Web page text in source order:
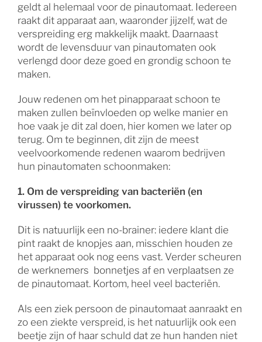
geldt al helemaal voor de pinautomaat. Iedereen
raakt dit apparaat aan, waaronder jijzelf, wat de
verspreiding erg makkelijk maakt. Daarnaast
wordt de levensduur van pinautomaten ook
verlengd door deze goed en grondig schoon te
maken.
Jouw redenen om het pinapparaat schoon te
maken zullen beïnvloeden op welke manier en
hoe vaak je dit zal doen, hier komen we later op
terug. Om te beginnen, dit zijn de meest
veelvoorkomende redenen waarom bedrijven
hun pinautomaten schoonmaken:
1. Om de verspreiding van bacteriën (en
virussen) te voorkomen.
Dit is natuurlijk een no-brainer: iedere klant die
pint raakt de knopjes aan, misschien houden ze
het apparaat ook nog eens vast. Verder scheuren
de werknemers bonnetjes af en verplaatsen ze
de pinautomaat. Kortom, heel veel bacteriën.
Als een ziek persoon de pinautomaat aanraakt en
zo een ziekte verspreid, is het natuurlijk ook een
beetje zijn of haar schuld dat ze hun handen niet